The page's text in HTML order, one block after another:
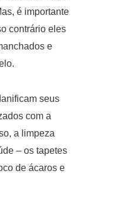
é importante
contrário eles
e
seus
com a
a limpeza
– os tapetes
de ácaros e